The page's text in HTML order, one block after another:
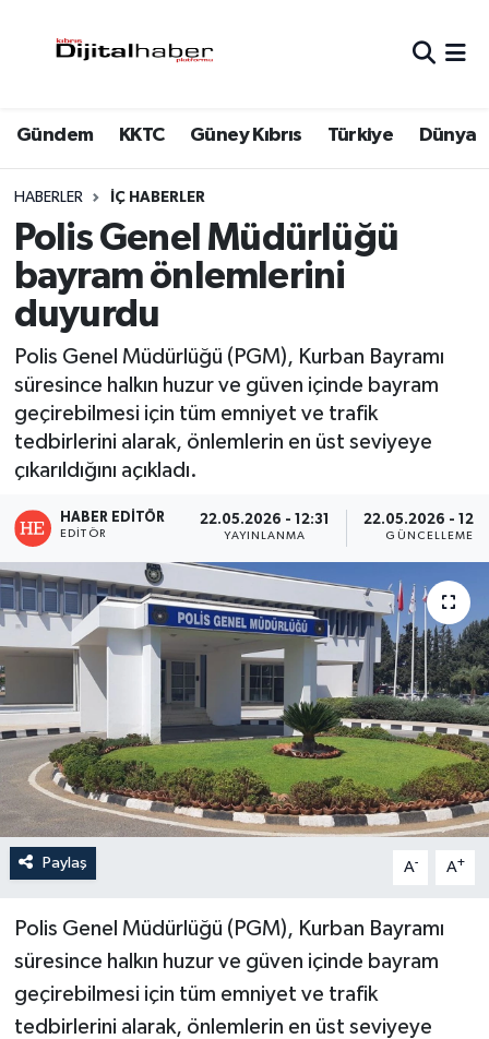
Gündem KKTC Güney Kıbrıs Türkiye Dünya
HABERLER İÇ HABERLER
Polis Genel Müdürlüğü
bayram önlemlerini
duyurdu
Polis Genel Müdürlüğü (PGM), Kurban Bayramı
süresince halkın huzur ve güven içinde bayram
geçirebilmesi için tüm emniyet ve trafik
tedbirlerini alarak, önlemlerin en üst seviyeye
çıkarıldığını açıkladı.
HABER EDITÖR
EDITÖR
22.05.2026 - 12:31
YAYINLANMA
22.05.2026 -
GÜNCELLEME
Paylaş A- A+
Polis Genel Müdürlüğü (PGM), Kurban Bayramı
süresince halkın huzur ve güven içinde bayram
geçirebilmesi için tüm emniyet ve trafik
tedbirlerini alarak, önlemlerin en üst seviyeye
Trafik Durumu
Süper Lig Puan Durumu ve Fikstür
Tüm Manşetler
Son Dakika Haberleri
Haber Arşivi